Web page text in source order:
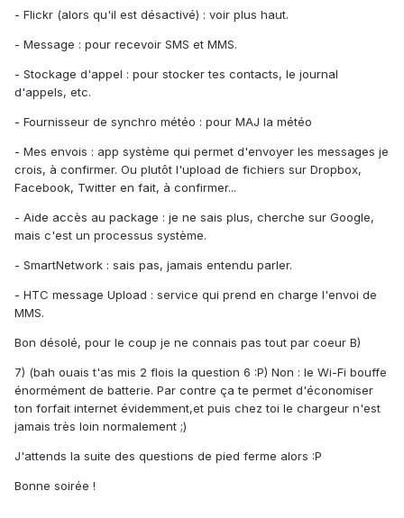
- Flickr (alors qu'il est désactivé) : voir plus haut.
- Message : pour recevoir SMS et MMS.
- Stockage d'appel : pour stocker tes contacts, le journal
d'appels, etc.
- Fournisseur de synchro météo : pour MAJ la météo
- Mes envois : app système qui permet d'envoyer les messages je
crois, à confirmer. Ou plutôt l'upload de fichiers sur Dropbox,
Facebook, Twitter en fait, à confirmer...
- Aide accès au package : je ne sais plus, cherche sur Google,
mais c'est un processus système.
- SmartNetwork : sais pas, jamais entendu parler.
- HTC message Upload : service qui prend en charge l'envoi de
MMS.
Bon désolé, pour le coup je ne connais pas tout par coeur B)
7) (bah ouais t'as mis 2 flois la question 6 :P) Non : le Wi-Fi bouffe
énormément de batterie. Par contre ça te permet d'économiser
ton forfait internet évidemment,et puis chez toi le chargeur n'est
jamais très loin normalement ;)
J'attends la suite des questions de pied ferme alors :P
Bonne soirée !